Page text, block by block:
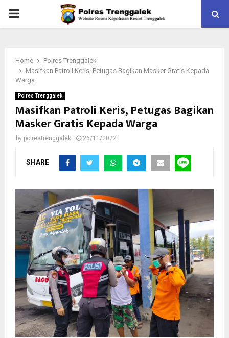
PRIMARY
Home
Polres Trenggalek
Masifkan Patroli Keris, Petugas Bagikan Masker Gratis Kepada
Warga
Polres Trenggalek
Masifkan Patroli Keris, Petugas Bagikan
Masker Gratis Kepada Warga
by polrestrenggalek 26/11/2022
SHARE